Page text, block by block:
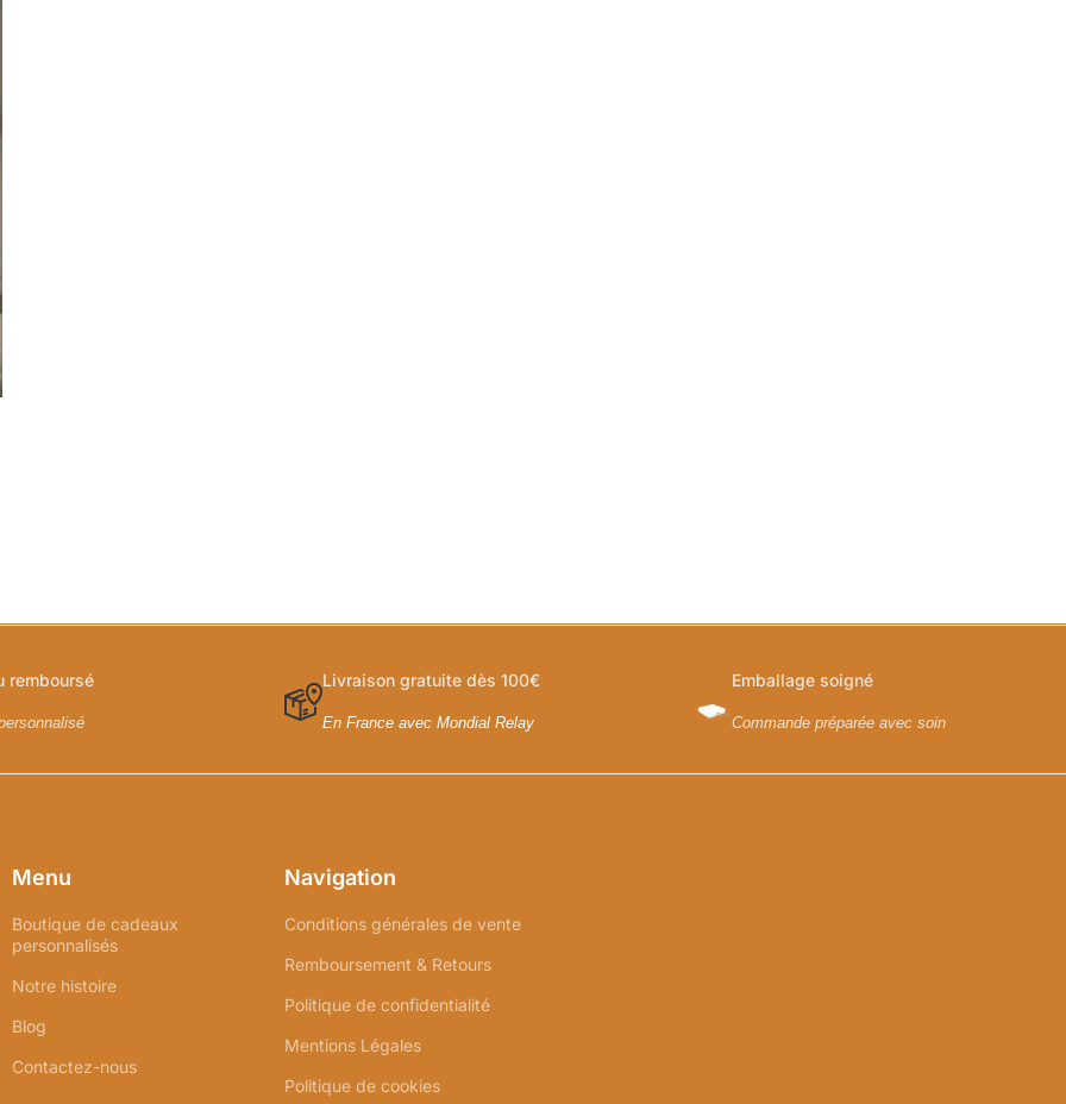
remboursé Livraison gratuite dès 100€
En France avec Mondial Relay
Emballage soigné
Commande préparée avec soin
Menu
Boutique de cadeaux
personnalisés
Notre histoire
Blog
Contactez-nous
Navigation
Conditions générales de vente
Remboursement & Retours
Politique de confidentialité
Mentions Légales
Politique de cookies